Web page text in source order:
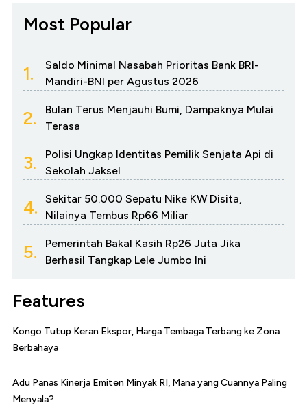
Most Popular
1.
Saldo Minimal Nasabah Prioritas Bank BRI-
Mandiri-BNI per Agustus 2026
2.
Bulan Terus Menjauhi Bumi, Dampaknya Mulai
Terasa
3.
Polisi Ungkap Identitas Pemilik Senjata Api di
Sekolah Jaksel
4.
Sekitar 50.000 Sepatu Nike KW Disita,
Nilainya Tembus Rp66 Miliar
5.
Pemerintah Bakal Kasih Rp26 Juta Jika
Berhasil Tangkap Lele Jumbo Ini
Features
Kongo Tutup Keran Ekspor, Harga Tembaga Terbang ke Zona
Berbahaya
Adu Panas Kinerja Emiten Minyak RI, Mana yang Cuannya Paling
Menyala?